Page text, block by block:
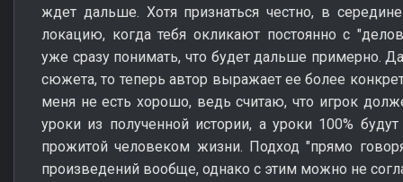
ждет дальше. Хотя признаться честно, в
локацию, когда тебя окликают постоянно с
уже сразу понимать, что будет дальше примерно.
сюжета, то теперь автор выражает ее более
меня не есть хорошо, ведь считаю, что игрок
уроки из полученной истории, а уроки 100%
прожитой человеком жизни. Подход "прямо
произведений вообще, однако с этим можно не